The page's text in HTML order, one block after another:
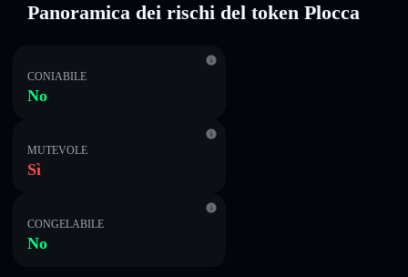
Panoramica dei rischi del token Plocca
CONIABILE
No
MUTEVOLE
Sì
CONGELABILE
No